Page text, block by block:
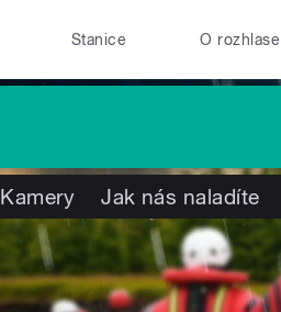
Stanice O rozhlase
Kamery Jak nás naladíte